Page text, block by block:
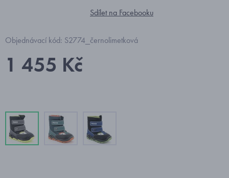
Sdílet na Facebooku
Objednávací kód: S2774_černolimetková
1 455 Kč